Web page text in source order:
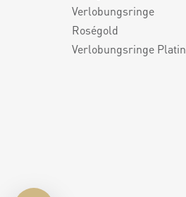
Verlobungsringe
Roségold
Verlobungsringe Platin